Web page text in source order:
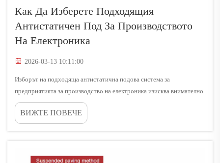
Как Да Изберете Подходящия
Антистатичен Под За Производството
На Електроника
2026-03-13 10:11:00
Изборът на подходяща антистатична подова система за
предприятията за производство на електроника изисква внимателно
проучване на множество технически и оперативни фактори, които
директно влияят върху качеството на производството и
ВИЖТЕ ПОВЕЧЕ